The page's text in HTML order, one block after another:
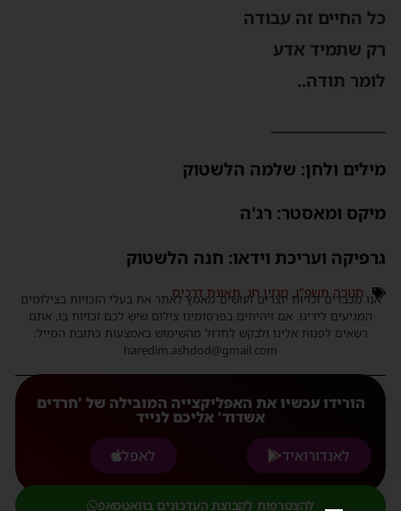
החיים זה עבודה
שתמיד אדע
תודה..
ולחן: שלמה הלשטוק
ומאסטר: רג'ה
ועריכת וידאו: חנה הלשטוק
חנוכה תשפ"ג,מגזין חג,תאונת דרכים
אנו מכבדים זכויות יוצרים ועושים מאמץ לאתר את בעלי הזכויות בצילומים
המגיעים לידינו. אם זיהיתים בפרסומינו צילום שיש לכם זכויות בו, אתם
רשאים לפנות אלינו ולבקש לחדול מהשימוש באמצעות כתובת המייל:
haredim.ashdod@gmail.com
הורידו עכשיו את האפליקצייה המובילה של 'חרדים
אשדוד' אליכם לנייד
לאנדורואיד
לאפל
להצטרפות לקבוצת העדכונים בוואטסאפ